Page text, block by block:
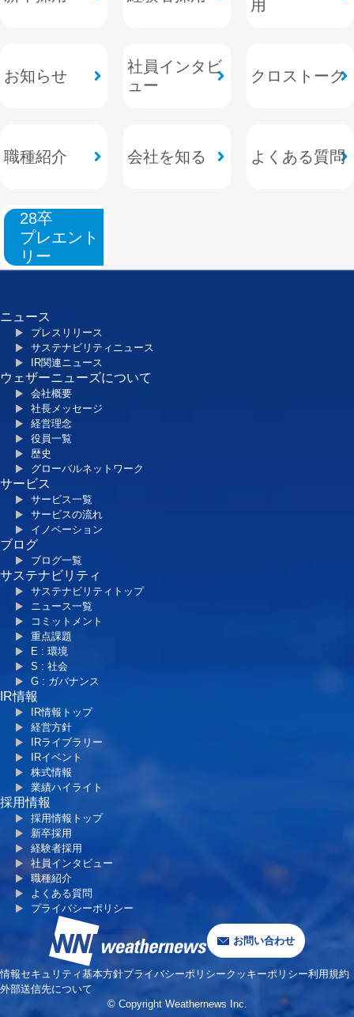
用
お知らせ
社員インタビ
ュー
クロストーク
職種紹介 会社を知る よくある質問
28卒
プレエント
リー
ニュース
プレスリリース
サステナビリティニュース
IR関連ニュース
ウェザーニューズについて
会社概要
社長メッセージ
経営理念
役員一覧
歴史
グローバルネットワーク
サービス
サービス一覧
サービスの流れ
イノベーション
ブログ
ブログ一覧
サステナビリティ
サステナビリティトップ
ニュース一覧
コミットメント
重点課題
E : 環境
S : 社会
G : ガバナンス
IR情報
IR情報トップ
経営方針
IRライブラリー
IRイベント
株式情報
業績ハイライト
採用情報
採用情報トップ
新卒採用
経験者採用
社員インタビュー
職種紹介
よくある質問
プライバシーポリシー
お問い合わせ
情報セキュリティ基本方針プライバシーポリシークッキーポリシー利用規約
外部送信先について
© Copyright Weathernews Inc.